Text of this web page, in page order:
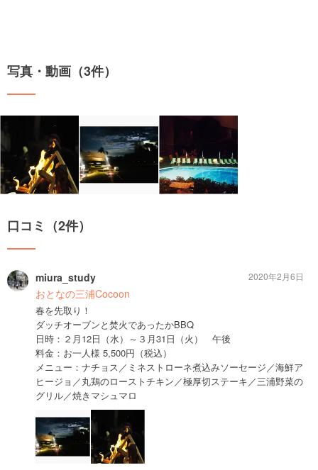
写真・動画（3件）
口コミ（2件）
miura_study
おとなの三浦Cocoon
春を先取り！
ダッチオーブンと焚火であったかBBQ
日時：２月12日（水）～３月31日（火） 午後
料金：お一人様 5,500円（税込）
メニュー：ナチョス／ミネストローネ煮込みソーセージ／海鮮ア
ヒージョ／丸鶏のローストチキン／極厚切ステーキ／三浦野菜の
グリル／焼きマシュマロ
2020年2月6日